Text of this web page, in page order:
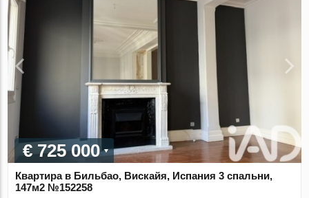
€ 725 000
Квартира в Бильбао, Вискайя, Испания 3 спальни,
147м2 №152258